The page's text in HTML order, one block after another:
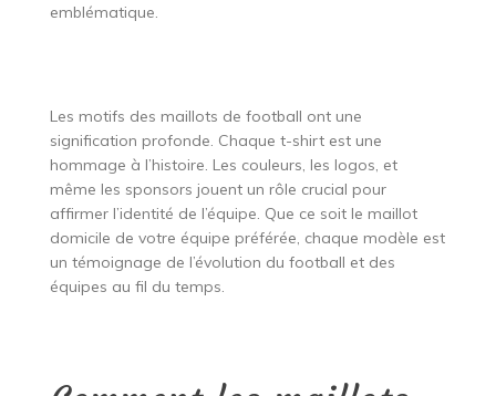
emblématique.
Les motifs des maillots de football ont une
signification profonde. Chaque t-shirt est une
hommage à l’histoire. Les couleurs, les logos, et
même les sponsors jouent un rôle crucial pour
affirmer l’identité de l’équipe. Que ce soit le maillot
domicile de votre équipe préférée, chaque modèle est
un témoignage de l’évolution du football et des
équipes au fil du temps.